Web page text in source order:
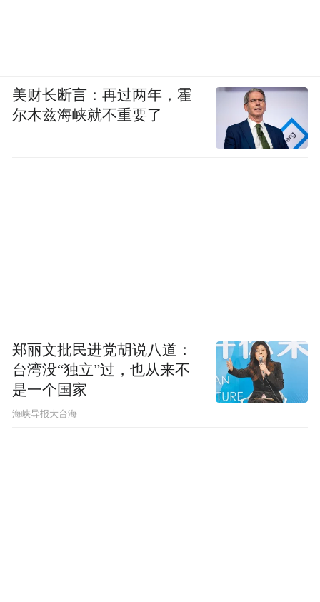
美财长断言：再过两年，霍
尔木兹海峡就不重要了
郑丽文批民进党胡说八道：
台湾没“独立”过，也从来不
是一个国家
​海峡导报大台海